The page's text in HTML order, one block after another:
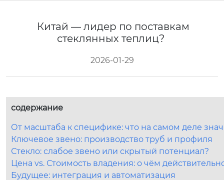
Китай — лидер по поставкам
стеклянных теплиц?
2026-01-29
содержание
От масштаба к специфике: что на самом деле
Ключевое звено: производство труб и профиля
Стекло: слабое звено или скрытый потенциал?
Цена vs. Стоимость владения: о чём
Будущее: интеграция и автоматизация